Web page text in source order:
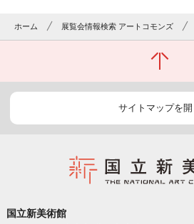
ホーム 展覧会情報検索 アートコモンズ
サイトマップを開
国立新美術館